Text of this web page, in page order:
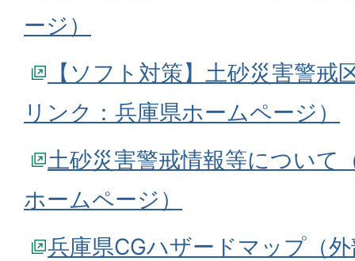
ージ）
【ソフト対策】土砂災害警
リンク：兵庫県ホームページ）
土砂災害警戒情報等について
ホームページ）
兵庫県CGハザードマップ（